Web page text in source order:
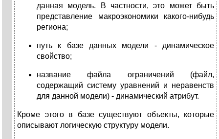
данная модель. В частности, это может быть
представление макроэкономики какого-нибудь
региона;
путь к базе данных модели - динамическое
свойство;
название файла ограничений (файл,
содержащий систему уравнений и неравенств
для данной модели) - динамический атрибут.
Кроме этого в базе существуют объекты, которые
описывают логическую структуру модели.